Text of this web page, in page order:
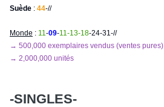
Suède : 44-//
Monde : 11-09-11-13-18-24-31-//
→ 500,000 exemplaires vendus (ventes pures)
→ 2,000,000 unités
-SINGLES-